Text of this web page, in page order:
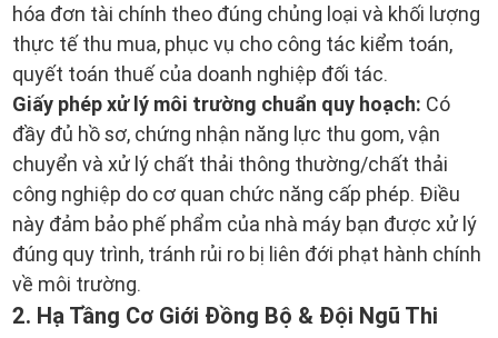
hóa đơn tài chính theo đúng chủng loại và khối lượng
thực tế thu mua, phục vụ cho công tác kiểm toán,
quyết toán thuế của doanh nghiệp đối tác.
Giấy phép xử lý môi trường chuẩn quy hoạch: Có
đầy đủ hồ sơ, chứng nhận năng lực thu gom, vận
chuyển và xử lý chất thải thông thường/chất thải
công nghiệp do cơ quan chức năng cấp phép. Điều
này đảm bảo phế phẩm của nhà máy bạn được xử lý
đúng quy trình, tránh rủi ro bị liên đới phạt hành chính
về môi trường.
2. Hạ Tầng Cơ Giới Đồng Bộ & Đội Ngũ Thi